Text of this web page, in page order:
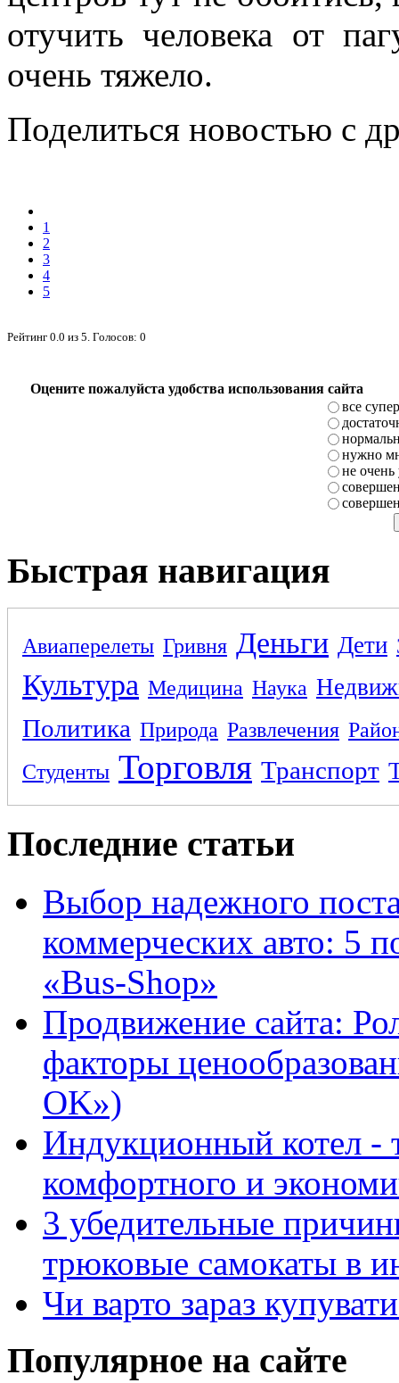
отучить человека от
очень тяжело.
Поделиться новостью с
1
2
3
4
5
Рейтинг 0.0 из 5 . Голосов: 0
Оцените пожалуйста удобства использования сайта
все супер
нужно
не очень
Быстрая навигация
Авиаперелеты Гривня Деньги Дети
Культура Медицина Наука
Политика Природа Развлечения
Студенты Торговля Транспорт
Последние статьи
Выбор надежного
коммерческих авто: 5
«Bus-Shop»
Продвижение сайта:
факторы
OK»)
Индукционный котел -
комфортного и
3 убедительные
трюковые самокаты в
Чи варто зараз
Популярное на сайте